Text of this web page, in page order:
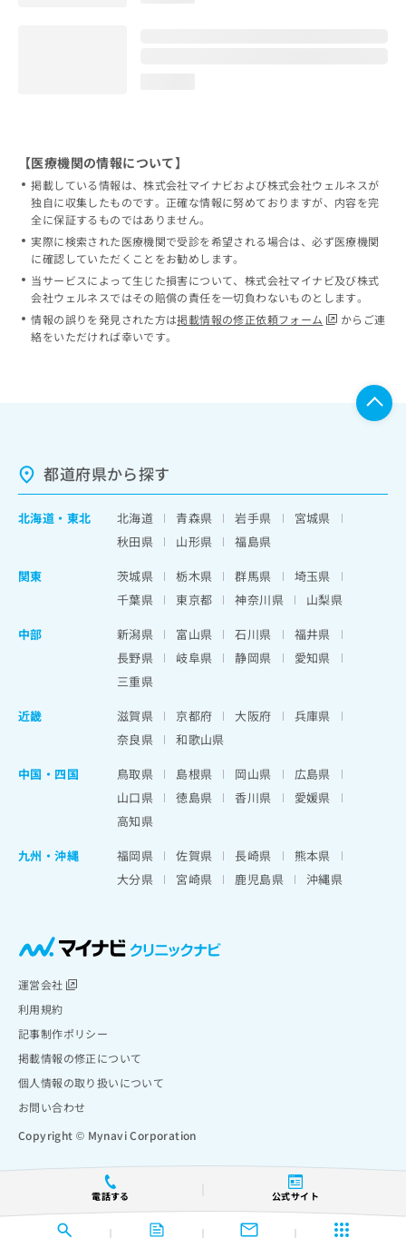
電話する 公式サイト
【医療機関の情報について】
掲載している情報は、株式会社マイナビおよび株式会社ウェルネスが
独自に収集したものです。正確な情報に努めておりますが、内容を完
全に保証するものではありません。
実際に検索された医療機関で受診を希望される場合は、必ず医療機関
に確認していただくことをお勧めします。
当サービスによって生じた損害について、株式会社マイナビ及び株式
会社ウェルネスではその賠償の責任を一切負わないものとします。
情報の誤りを発見された方は掲載情報の修正依頼フォーム
からご連
絡をいただければ幸いです。
都道府県から探す
北海道 ・ 東北 北海道 青森県 岩手県
宮城県
秋田県
山形県
福島県
関東
茨城県 栃木県 群馬県
埼玉県
千葉県
東京都 神奈川県
山梨県
中部
新潟県 富山県 石川県
福井県
長野県
岐阜県 静岡県
愛知県
三重県
近畿
滋賀県 京都府 大阪府
兵庫県
奈良県
和歌山県
中国・四国
鳥取県 島根県 岡山県
広島県
山口県
徳島県 香川県
愛媛県
高知県
九州・沖縄
福岡県 佐賀県 長崎県
熊本県
大分県
宮崎県 鹿児島県 沖縄県
運営会社
利用規約
記事制作ポリシー
掲載情報の修正について
個人情報の取り扱いについて
お問い合わせ
Copyright © Mynavi Corporation